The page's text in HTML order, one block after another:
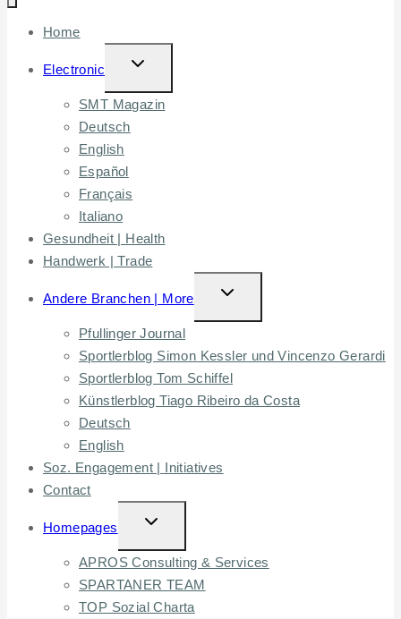
Home
Electronic
TOGGLE
CHILD
MENU
SMT Magazin
Deutsch
English
Español
Français
Italiano
Gesundheit | Health
Handwerk | Trade
Andere Branchen | More
TOGGLE
CHILD
Pfullinger Journal
Sportlerblog Simon Kessler und Vincenzo Gerardi
Sportlerblog Tom Schiffel
Künstlerblog Tiago Ribeiro da Costa
Deutsch
English
Soz. Engagement | Initiatives
Contact
Homepages
TOGGLE
CHILD
MENU
APROS Consulting & Services
SPARTANER TEAM
TOP Sozial Charta